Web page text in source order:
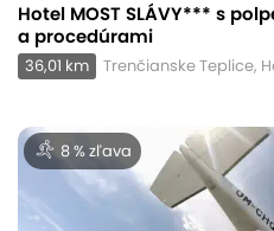
Hotel MOST SLÁVY*** s
a procedúrami
36,01 km Trenčianske Teplice,
8 % zľava